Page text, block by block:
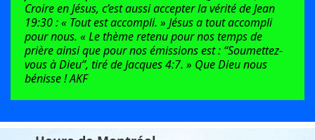
Croire en Jésus, c’est aussi accepter la vérité de Jean
19:30 : « Tout est accompli. » Jésus a tout accompli
pour nous. « Le thème retenu pour nos temps de
prière ainsi que pour nos émissions est : “Soumettez-
vous à Dieu”, tiré de Jacques 4:7. » Que Dieu nous
bénisse ! AKF